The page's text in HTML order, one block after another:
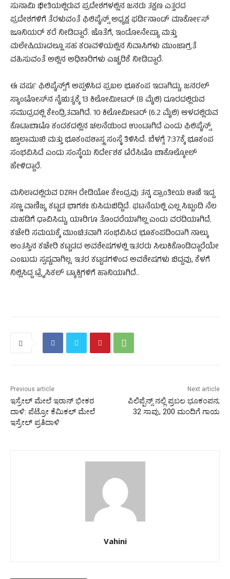
ಸುನಾಮಿ ಭೀತಿಯಲ್ಲಿರುವ ಪ್ರದೇಶಗಳಲ್ಲಿನ ಜನರು ತಕ್ಷಣ ಎತ್ತರದ
ಪ್ರದೇಶಗಳಿಗೆ ತೆರಳುವಂತೆ ಫಿಲಿಪೈನ್ಸ್ ಅಧ್ಯಕ್ಷ ಫರ್ಡಿನಾಂಡ್ ಮಾರ್ಕೋಸ್
ಜೂನಿಯರ್ ಕರೆ ನೀಡಿದ್ದಾರೆ. ಜೊತೆಗೆ, ಇಂಡೋನೇಷ್ಯಾ ಮತ್ತು
ಮಲೇಷಿಯಾದಲ್ಲೂ ಸಹ ಕರಾವಳಿಯಲ್ಲಿನ ನಿವಾಸಿಗಳು ಮುಂಜಾಗ್ರತೆ
ವಹಿಸುವಂತೆ ಅಲ್ಲಿನ ಅಧಿಕಾರಿಗಳು ಎಚ್ಚರಿಕೆ ನೀಡಿದ್ದಾರೆ.
ಈ ವರ್ಷ ಫಿಲಿಪೈನ್ಸ್​ಗೆ ಅಪ್ಪಳಿಸಿದ ಪ್ರಬಲ ಭೂಕಂಪ ಇದಾಗಿದ್ದು, ಜನರಲ್
ಸ್ಯಾಂಟೋಸ್‌ನ ನೈಋತ್ಯಕ್ಕೆ 13 ಕಿಲೋಮೀಟರ್ (8 ಮೈಲಿ) ದೂರದಲ್ಲಿರುವ
ಸಮುದ್ರದಲ್ಲಿ ಕೇಂದ್ರಿತವಾಗಿದೆ. 10 ಕಿಲೋಮೀಟರ್ (6.2 ಮೈಲಿ) ಆಳದಲ್ಲಿರುವ
ಕೊಟಾಬಾಟೊ ಕಂದಕದಲ್ಲಿನ ಚಲನೆಯಿಂದ ಉಂಟಾಗಿದೆ ಎಂದು ಫಿಲಿಪೈನ್ಸ್
ಜ್ವಾಲಾಮುಖಿ ಮತ್ತು ಭೂಕಂಪಶಾಸ್ತ್ರ ಸಂಸ್ಥೆ ತಿಳಿಸಿದೆ. ಬೆಳಗ್ಗೆ 7:37ಕ್ಕೆ ಭೂಕಂಪ
ಸಂಭವಿಸಿದೆ ಎಂದು ಸಂಸ್ಥೆಯ ನಿರ್ದೇಶಕ ಟೆರೆಸಿಟೊ ಬಾಕೊಲ್ಕೋಲ್
ಹೇಳಿದ್ದಾರೆ.
ಮನಿಲಾದಲ್ಲಿರುವ DZRH ರೇಡಿಯೋ ಕೇಂದ್ರವು ತನ್ನ ಪ್ರಾಂತೀಯ ಶಾಖೆ ಇದ್ದ
ಸಣ್ಣ ವಾಣಿಜ್ಯ ಕಟ್ಟಡ ಭಾಗಶಃ ಕುಸಿದುಬಿದ್ದಿದೆ. ಘಟನೆಯಲ್ಲಿ ಎಲ್ಲ ಸಿಬ್ಬಂದಿ ನೆಲ
ಮಹಡಿಗೆ ಧಾವಿಸಿದ್ದು, ಯಾರಿಗೂ ತೊಂದರೆಯಾಗಿಲ್ಲ ಎಂದು ವರದಿಯಾಗಿದೆ.
ಕಚೇರಿ ಸಮಯಕ್ಕೆ ಮುಂಚಿತವಾಗಿ ಸಂಭವಿಸಿದ ಭೂಕಂಪದಿಂದಾಗಿ ನಾಲ್ಕು
ಅಂತಸ್ತಿನ ಕಚೇರಿ ಕಟ್ಟಡದ ಅವಶೇಷಗಳಲ್ಲಿ ಇತರರು ಸಿಲುಕಿಕೊಂಡಿದ್ದಾರೆಯೇ
ಎಂಬುದು ಸ್ಪಷ್ಟವಾಗಿಲ್ಲ. ಇತರ ಕಟ್ಟಡಗಳಿಂದ ಅವಶೇಷಗಳು ಬಿದ್ದವು, ಕೆಳಗೆ
ನಿಲ್ಲಿಸಿದ್ದ ಟ್ರೈಸಿಕಲ್ ಟ್ಯಾಕ್ಸಿಗಳಿಗೆ ಹಾನಿಯಾಗಿದೆ..
Previous article
ಇಸ್ರೇಲ್‌ ಮೇಲೆ ಇರಾನ್‌ ಭೀಕರ
ದಾಳಿ: ಪೆಟ್ರೋ ಕೆಮಿಕಲ್‌ ಮೇಲೆ
ಇಸ್ರೇಲ್‌ ಪ್ರತಿದಾಳಿ
Next article
ಪಿಲಿಪ್ಪೆನ್ಸ್ ನಲ್ಲಿ ಪ್ರಬಲ ಭೂಕಂಪನ;
32 ಸಾವು, 200 ಮಂದಿಗೆ ಗಾಯ
Vahini